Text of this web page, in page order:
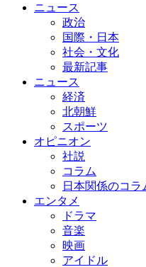
ニュース
政治
国際・日本
社会・文化
最新記事
ニュース
経済
北朝鮮
スポーツ
オピニオン
社説
コラム
日本関係のコラ
エンタメ
ドラマ
音楽
映画
アイドル